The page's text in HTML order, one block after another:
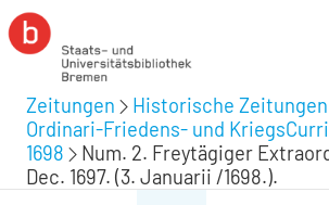
Zeitungen Historische Zeitungen
Ordinari-Friedens- und
1698
Num. 2. Freytägiger
Dec. 1697. (3. Januarii /1698.).